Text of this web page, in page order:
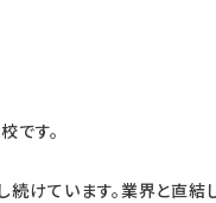
です。
けています。業界と直結